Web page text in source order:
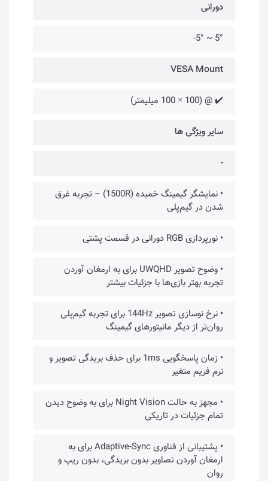
دورانی
5° ~ 5°-
VESA Mount
✔️ @ (100 × 100 میلیمتر)
سایر ویژگی ها
-
• نمایشگر گیمینگ خمیده (1500R) – تجربه غرق
شدن در گیم‌پلی
• نورپردازی RGB دورانی در قسمت پشتی
• وضوح تصویر UWQHD برای به ارمغان آوردن
تجربه بهتر بازی‌ها با جزئیات بیشتر
• نرخ نوسازی تصویر 144Hz برای تجربه گیم‌پلی
روان‌تر از دیگر مانیتورهای گیمینگ
• زمان پاسخگویی 1ms برای حذف بریدگی تصویر و
نرم فریم متغیر
• مجهز به حالت Night Vision برای به وضوح دیدن
تمام جزئیات در تاریکی
• پشتیبانی از فناوری Adaptive-Sync برای به
ارمغان آوردن تصاویر بدون بریدگی، بدون ریپ و
روان